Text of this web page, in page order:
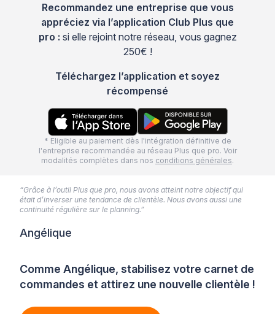
Recommandez une entreprise que vous
appréciez via l’application Club Plus que
pro : si elle rejoint notre réseau, vous gagnez
250€ !
Téléchargez l’application et soyez
récompensé
* Eligible au paiement dès l'intégration définitive de
l'entreprise recommandée au réseau Plus que pro. Voir
modalités complètes dans nos conditions générales.
Comme Angélique, stabilisez votre carnet de
commandes et attirez une nouvelle clientèle !
“Grâce à l’outil Plus que pro, nous avons atteint notre objectif qui
était d’inverser une tendance de clientèle. Nous avons aussi une
continuité régulière sur le planning.”
Angélique